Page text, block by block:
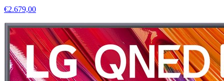
€2.679,00